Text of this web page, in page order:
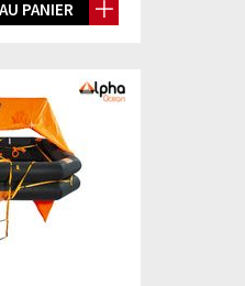
PANIER